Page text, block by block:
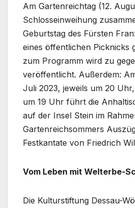
Am Gartenreichtag (12.
Schlosseinweihung
Geburtstag des Fürsten
eines öffentlichen Picknicks
zum Programm wird zu
veröffentlicht. Außerdem:
Juli 2023, jeweils um 20
um 19 Uhr führt die
auf der Insel Stein im
Gartenreichsommers
Festkantate von Friedrich
Vom Leben mit Welterbe-
Die Kulturstiftung Dessau-